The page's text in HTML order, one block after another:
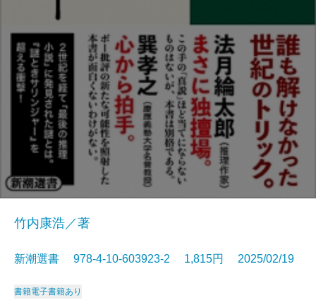
竹内康浩／著
新潮選書 978-4-10-603923-2 1,815円 2025/02/19
書籍電子書籍あり